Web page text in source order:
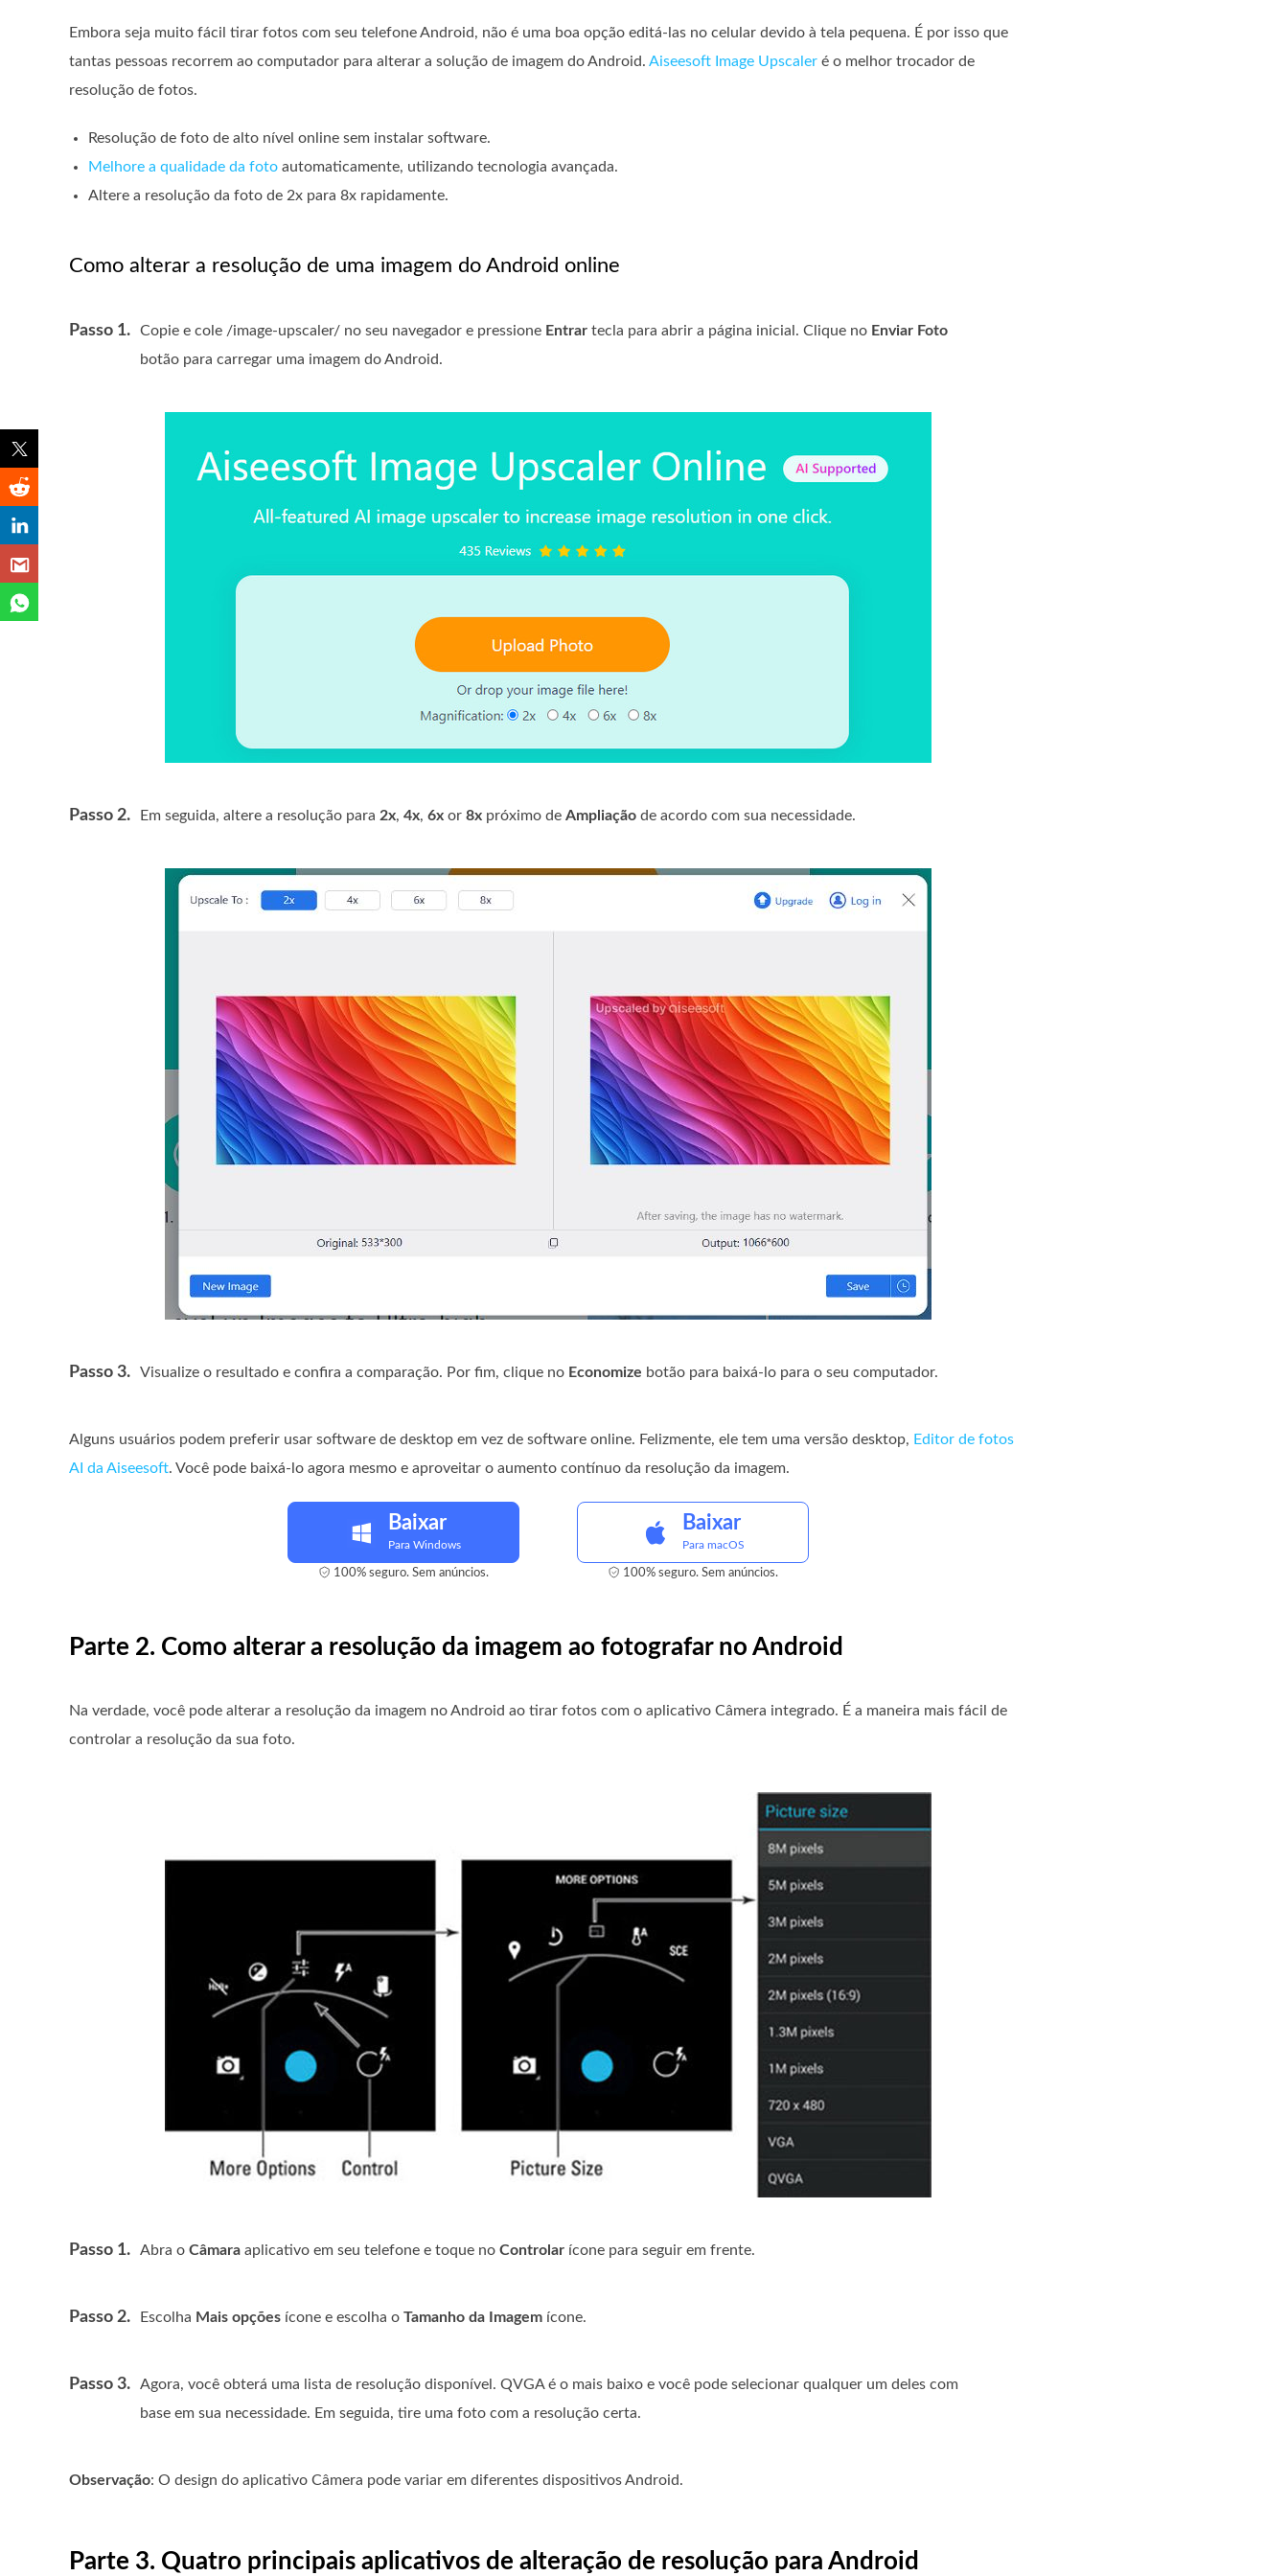
Embora seja muito fácil tirar fotos com seu telefone Android, não é uma boa opção editá-las no celular devido à tela pequena. É por isso que
tantas pessoas recorrem ao computador para alterar a solução de imagem do Android. Aiseesoft Image Upscaler é o melhor trocador de
resolução de fotos.
Resolução de foto de alto nível online sem instalar software.
Melhore a qualidade da foto automaticamente, utilizando tecnologia avançada.
Altere a resolução da foto de 2x para 8x rapidamente.
Como alterar a resolução de uma imagem do Android online
Passo 1. Copie e cole /image-upscaler/ no seu navegador e pressione Entrar tecla para abrir a página inicial. Clique no Enviar Foto
botão para carregar uma imagem do Android.
Passo 2. Em seguida, altere a resolução para 2x, 4x, 6x or 8x próximo de Ampliação de acordo com sua necessidade.
Passo 3. Visualize o resultado e confira a comparação. Por fim, clique no Economize botão para baixá-lo para o seu computador.
Alguns usuários podem preferir usar software de desktop em vez de software online. Felizmente, ele tem uma versão desktop, Editor de fotos
AI da Aiseesoft. Você pode baixá-lo agora mesmo e aproveitar o aumento contínuo da resolução da imagem.
Baixar
Para Windows
100% seguro. Sem anúncios.
Baixar
Para macOS
100% seguro. Sem anúncios.
Parte 2. Como alterar a resolução da imagem ao fotografar no Android
Na verdade, você pode alterar a resolução da imagem no Android ao tirar fotos com o aplicativo Câmera integrado. É a maneira mais fácil de
controlar a resolução da sua foto.
Passo 1. Abra o Câmara aplicativo em seu telefone e toque no Controlar ícone para seguir em frente.
Passo 2. Escolha Mais opções ícone e escolha o Tamanho da Imagem ícone.
Passo 3.
Agora, você obterá uma lista de resolução disponível. QVGA é o mais baixo e você pode selecionar qualquer um deles com
base em sua necessidade. Em seguida, tire uma foto com a resolução certa.
Observação: O design do aplicativo Câmera pode variar em diferentes dispositivos Android.
Parte 3. Quatro principais aplicativos de alteração de resolução para Android